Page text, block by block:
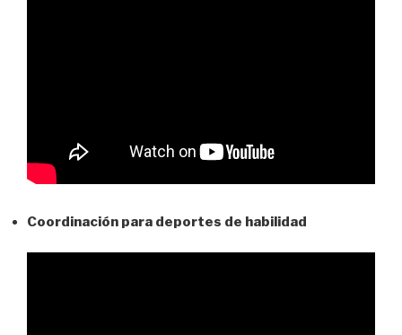
Coordinación para deportes de habilidad